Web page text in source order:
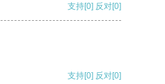
支持[0] 反对[0]
支持[0] 反对[0]